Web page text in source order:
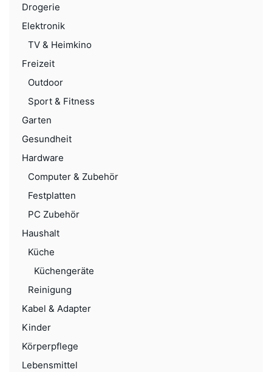
Drogerie
Elektronik
TV & Heimkino
Freizeit
Outdoor
Sport & Fitness
Garten
Gesundheit
Hardware
Computer & Zubehör
Festplatten
PC Zubehör
Haushalt
Küche
Küchengeräte
Reinigung
Kabel & Adapter
Kinder
Körperpflege
Lebensmittel